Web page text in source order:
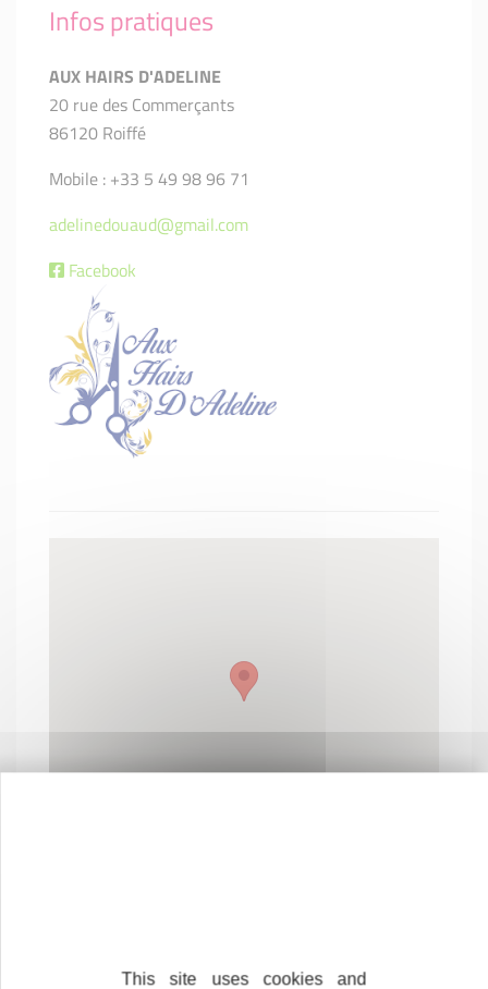
Infos pratiques
AUX HAIRS D'ADELINE
20 rue des Commerçants
86120 Roiffé
Mobile : +33 5 49 98 96 71
adelinedouaud@gmail.com
Facebook
Contactez-nous ! Cliquez ici
This site uses cookies and